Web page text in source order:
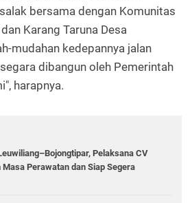
bersama dengan Komunitas
Karang Taruna Desa
mudahan kedepannya jalan
dibangun oleh Pemerintah
harapnya.
Pelaksana CV
Masa Perawatan dan Siap Segera